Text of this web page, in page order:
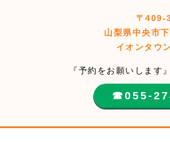
〒409-
山梨県中央市
イオンタウ
『予約をお願いします
☎︎055-